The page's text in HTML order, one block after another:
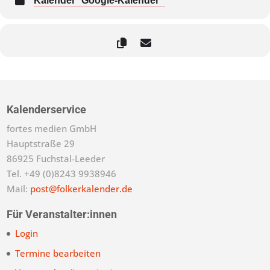
Kalenderservice
fortes medien GmbH
Hauptstraße 29
86925 Fuchstal-Leeder
Tel. +49 (0)8243 9938946
Mail: post@folkerkalender.de
Für Veranstalter:innen
Login
Termine bearbeiten